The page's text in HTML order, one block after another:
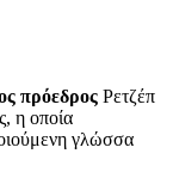
πρόεδρος Ρετζέπ
η οποία
γλώσσα